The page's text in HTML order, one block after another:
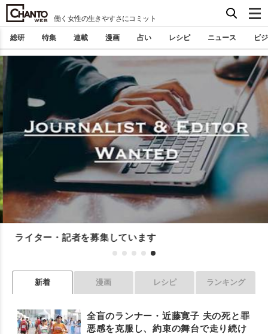
働く女性の生きやすさにコミット
総研 特集 連載 漫画 占い レシピ ニュース ビ
ライター・記者を募集しています
新着 漫画 レシピ ランキング
全盲のランナー・近藤寛子 夫の死と罪
悪感を克服し、約束の舞台で走り続け